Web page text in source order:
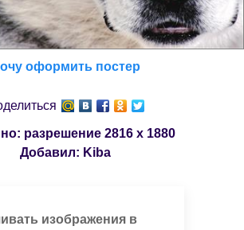
оформить постер
разрешение 2816 x 1880
Добавил: Kiba
изображения в